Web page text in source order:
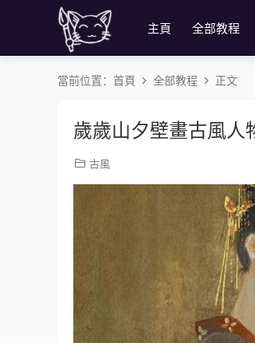
主頁 全部教程
當前位置： 首頁 全部教程 正文
歲歲山夕壁畫古風人
古風